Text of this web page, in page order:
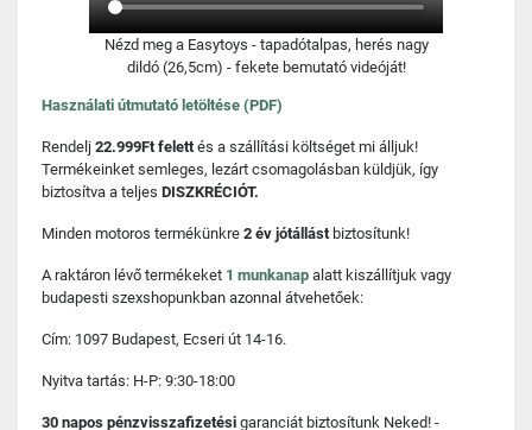
Nézd meg a Easytoys - tapadótalpas, herés nagy
dildó (26,5cm) - fekete bemutató videóját!
Használati útmutató letöltése (PDF)
Rendelj 22.999Ft felettés a szállítási költséget mi álljuk!
Termékeinket semleges, lezárt csomagolásban küldjük, így
biztosítva a teljes DISZKRÉCIÓT.
Minden motoros termékünkre 2 év jótállást biztosítunk!
A raktáron lévő termékeket 1 munkanap alatt kiszállítjuk vagy
budapesti szexshopunkban azonnal átvehetőek:
Cím: 1097 Budapest, Ecseri út 14-16.
Nyitva tartás: H-P: 9:30-18:00
30 napos pénzvisszafizetési garanciát biztosítunk Neked! -